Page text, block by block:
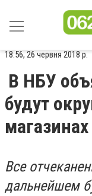
18:56, 26 червня 2018 р.
В НБУ
будут
Все
дальнейшем